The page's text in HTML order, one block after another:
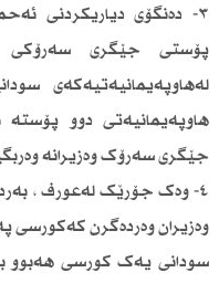
٣- دەنگۆی دیاریکردنی
پۆستی جێگری سەرۆکی
لەهاوپەیمانیەتیەکەی
هاوپەیمانیەتی دوو
جێگری سەرۆک وەزیرانە
٤- وەک جۆرێک لەعورف ،
وەزیران وەردەگرن کەکورسی
سودانی یەک کورسی هەبوو